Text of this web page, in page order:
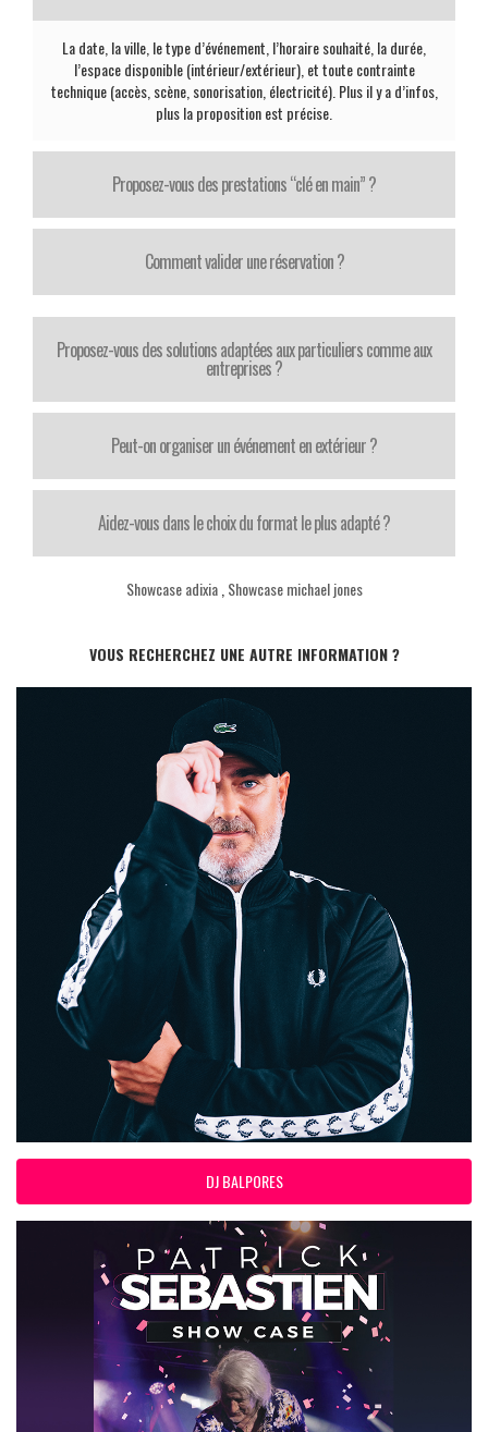
La date, la ville, le type d’événement, l’horaire souhaité, la durée,
l’espace disponible (intérieur/extérieur), et toute contrainte
technique (accès, scène, sonorisation, électricité). Plus il y a d’infos,
plus la proposition est précise.
Proposez-vous des prestations “clé en main” ?
Comment valider une réservation ?
Proposez-vous des solutions adaptées aux particuliers comme aux
entreprises ?
Peut-on organiser un événement en extérieur ?
Aidez-vous dans le choix du format le plus adapté ?
Showcase adixia, Showcase michael jones
VOUS RECHERCHEZ UNE AUTRE INFORMATION ?
DJ BALPORES